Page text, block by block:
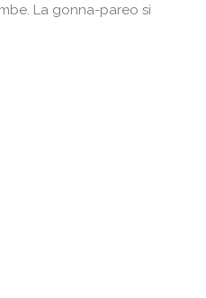
La gonna-pareo si